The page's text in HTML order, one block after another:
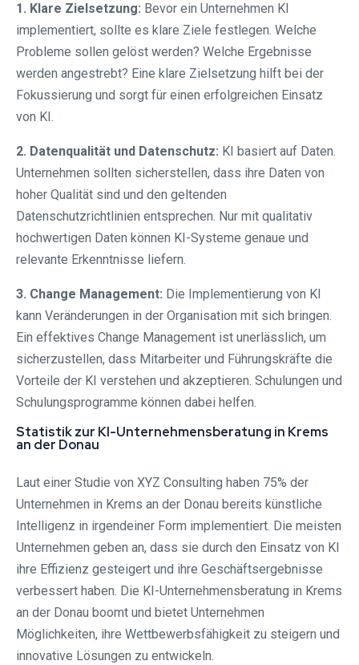
1. Klare Zielsetzung: Bevor ein Unternehmen KI
implementiert, sollte es klare Ziele festlegen. Welche
Probleme sollen gelöst werden? Welche Ergebnisse
werden angestrebt? Eine klare Zielsetzung hilft bei der
Fokussierung und sorgt für einen erfolgreichen Einsatz
von KI.
2. Datenqualität und Datenschutz: KI basiert auf Daten.
Unternehmen sollten sicherstellen, dass ihre Daten von
hoher Qualität sind und den geltenden
Datenschutzrichtlinien entsprechen. Nur mit qualitativ
hochwertigen Daten können KI-Systeme genaue und
relevante Erkenntnisse liefern.
3. Change Management: Die Implementierung von KI
kann Veränderungen in der Organisation mit sich bringen.
Ein effektives Change Management ist unerlässlich, um
sicherzustellen, dass Mitarbeiter und Führungskräfte die
Vorteile der KI verstehen und akzeptieren. Schulungen und
Schulungsprogramme können dabei helfen.
Statistik zur KI-Unternehmensberatung in Krems
an der Donau
Laut einer Studie von XYZ Consulting haben 75% der
Unternehmen in Krems an der Donau bereits künstliche
Intelligenz in irgendeiner Form implementiert. Die meisten
Unternehmen geben an, dass sie durch den Einsatz von KI
ihre Effizienz gesteigert und ihre Geschäftsergebnisse
verbessert haben. Die KI-Unternehmensberatung in Krems
an der Donau boomt und bietet Unternehmen
Möglichkeiten, ihre Wettbewerbsfähigkeit zu steigern und
innovative Lösungen zu entwickeln.